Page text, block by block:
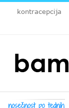
kontracepcija